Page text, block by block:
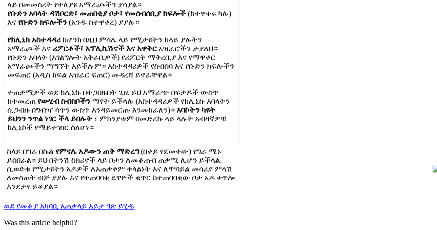
ላይ በመመስረት የተለያዩ አማራጮችን ያሳያል።
የቡድን አባላት ዳሽቦርድ፣ መጠበቂያ ቦታ፣ የመሰብሰቢያ ክፍሎች (ከተዋቀሩ ካሉ)
እና የቡድን ክፍሎችን (አንዱ ከተዋቀረ) ያያሉ ።
የክሊኒክ አስተዳዳሪ ከሆንክ በዚህ ምሳሌ ላይ የሚታዩትን ከላይ ያሉትን
አማራጮች እና ሪፖርቶች፣ አፕሊኬሽኖች እና አዋቅር አዝራሮችን ታያለህ።
የቡድን አባላት (አገልግሎት አቅራቢዎች) የሪፖርት ማቅረቢያ እና የማዋቀር
አማራጮችን ማግኘት አይችሉም። አስተዳዳሪዎች የስብሰባ እና የቡድን ክፍሎችን
መፍጠር (አዲስ ክፍል አዝራር ፍጠር) መዳረሻ ይኖራቸዋል።
ተጠቃሚዎች ወደ ክሊኒኩ በተጋበዙበት ጊዜ ይህ አማራጭ በፍቃዶች ውስጥ
ከተመረጠ የውሂብ ስብስቦችን ማየት ይችላሉ (አስተዳዳሪዎች የክሊኒኩ አባላትን
ሲጋብዙ በግብዣ ሳጥን ውስጥ እንዳይመርጡ እንመክራለን)። እባኮትን ካዩት
ይህንን ንጥል ነገር ችላ ይበሉት ፣ ምክንያቱም በመድረኩ ላይ ላሉት አብዛኛዎቹ
ክሊኒኮች የማይተገበር ስለሆነ።
ከላይ በግራ በኩል የምናሌ አዶውን ጠቅ ማድረግ (በቀይ የደመቀው) የግራ ሜኑ
ይሰበራል። ይህ በትንሽ ስክሪኖች ላይ ቦታን ለመቆጠብ ጠቃሚ ሊሆን ይችላል.
ሲወድቁ የሚታዩትን አዶዎች ለአጠቃቀም ቀላልነት እና ለሞባይል መሳሪያ ምላሽ
ለመስጠት ብቻ ያያሉ እና የተጠባባቂ ደዋዮች ቁጥር ከተጠባባቂው ቦታ አዶ ቀጥሎ
እንደታየ ይቆያል።
ወደ የመቆያ አካባቢ አጠቃላይ እይታ ገጽ ይሂዱ
Was this article helpful?